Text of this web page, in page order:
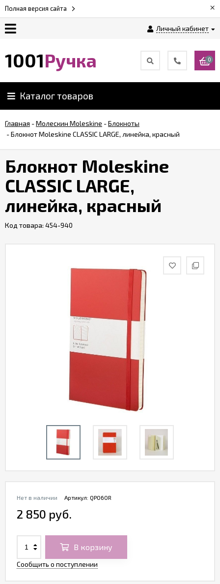
Полная версия сайта ×
Личный кабинет
Возврат
Обзоры
ручек
Контакты
1001Ручка 0
Каталог товаров
Главная -Молескин Moleskine -Блокноты
-Блокнот Moleskine CLASSIC LARGE, линейка, красный
Блокнот Moleskine
CLASSIC LARGE,
линейка, красный
Код товара: 454-940
Артикул: QP060R
Нет в наличии
2 850 руб.
В корзину
Сообщить о поступлении